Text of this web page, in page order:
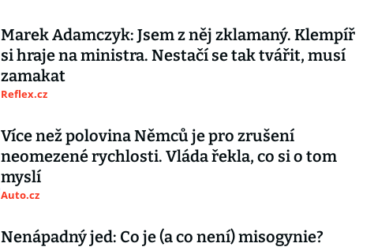
Marek Adamczyk: Jsem z něj zklamaný. Klempíř
si hraje na ministra. Nestačí se tak tvářit, musí
zamakat
Reflex.cz
Více než polovina Němců je pro zrušení
neomezené rychlosti. Vláda řekla, co si o tom
myslí
Auto.cz
Nenápadný jed: Co je (a co není) misogynie?